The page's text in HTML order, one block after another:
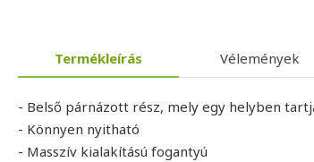
Termékleírás Vélemények
- Belső párnázott rész, mely egy helyben
- Könnyen nyitható
- Masszív kialakítású fogantyú